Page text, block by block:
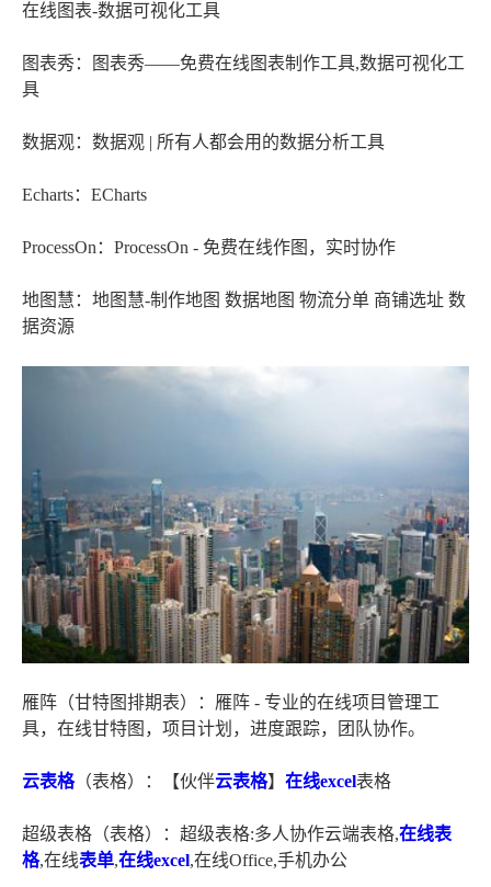
在线图表-数据可视化工具
图表秀：图表秀——免费在线图表制作工具,数据可视化工
具
数据观：数据观 | 所有人都会用的数据分析工具
Echarts：ECharts
ProcessOn：ProcessOn - 免费在线作图，实时协作
地图慧：地图慧-制作地图 数据地图 物流分单 商铺选址 数
据资源
雁阵（甘特图排期表）：雁阵 - 专业的在线项目管理工
具，在线甘特图，项目计划，进度跟踪，团队协作。
云表格（表格）：【伙伴云表格】 在线excel表格
超级表格（表格）：超级表格:多人协作云端表格,在线表
格,在线表单,在线excel,在线Office,手机办公